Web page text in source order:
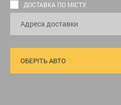
ДОСТАВКА ПО МІСТУ: